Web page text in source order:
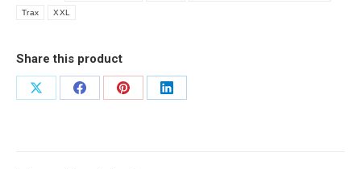
Trax XXL
Share this product
Share
Share
Share
Share